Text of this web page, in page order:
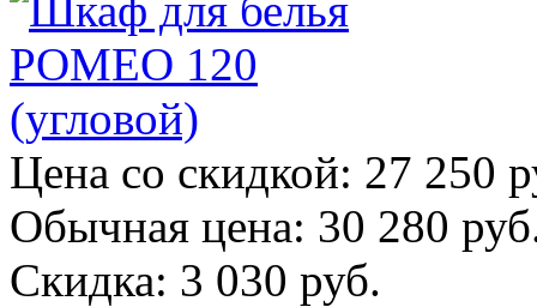
Цена со скидкой: 27 250
Обычная цена: 30 280
Скидка: 3 030 руб.